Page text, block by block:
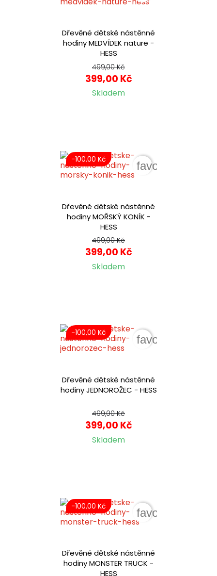
Dřevěné dětské nástěnné
hodiny MEDVÍDEK nature -
HESS
499,00 Kč
399,00 Kč
Skladem
Dřevěné dětské nástěnné
hodiny MOŘSKÝ KONÍK -
HESS
499,00 Kč
399,00 Kč
Skladem
-100,00 Kč
favorite_border
Dřevěné dětské nástěnné
hodiny JEDNOROŽEC - HESS
499,00 Kč
399,00 Kč
Skladem
-100,00 Kč
favorite_border
Dřevěné dětské nástěnné
hodiny MONSTER TRUCK -
HESS
-100,00 Kč
favorite_border